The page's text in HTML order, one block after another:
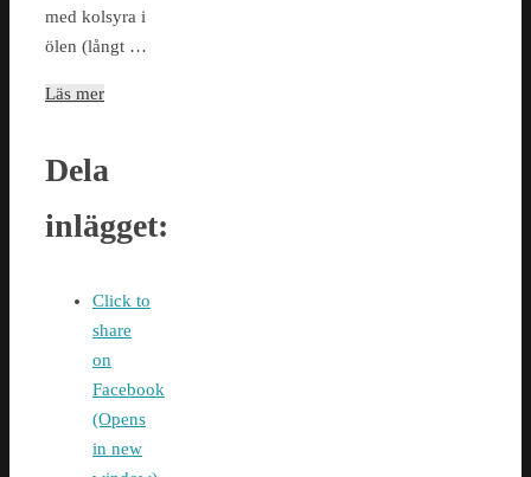
med kolsyra i
ölen (långt …
Läs mer
Dela
inlägget:
Click to
share
on
Facebook
(Opens
in new